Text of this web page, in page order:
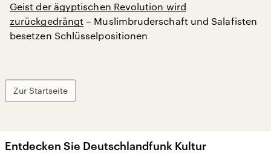
Geist der ägyptischen Revolution wird
zurückgedrängt – Muslimbruderschaft und Salafisten
besetzen Schlüsselpositionen
Zur Startseite
Entdecken Sie Deutschlandfunk Kultur